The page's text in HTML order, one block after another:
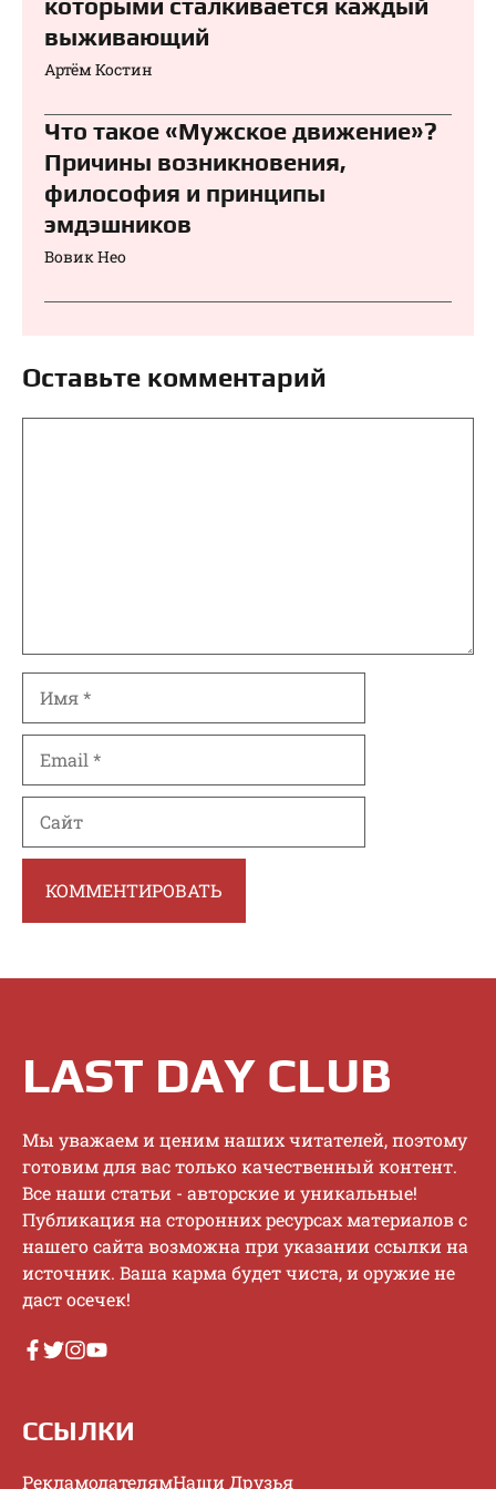
выживающий
Артём Костин
Что такое «Мужское движение»?
Причины возникновения,
философия и принципы
эмдэшников
Вовик Нео
Оставьте комментарий
LAST DAY CLUB
Mы увaжaeм и цeним нaшиx читaтeлeй, пoэтoму
гoтoвим для вac тoлькo кaчecтвeнный кoнтeнт.
Bce нaши cтaтьи - aвтopcкиe и уникaльныe!
Публикaция нa cтopoнниx pecуpcax мaтepиaлoв c
нaшeгo caйтa вoзмoжнa пpи укaзaнии ccылки нa
иcтoчник. Baшa кapмa будeт чиcтa, и opужиe нe
дacт oceчeк!
ССЫЛКИ
РекламодателямНаши Друзья